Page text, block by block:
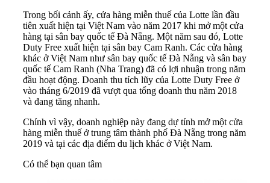
Trong bối cảnh ấy, cửa hàng miễn thuế của Lotte lần đầu
tiên xuất hiện tại Việt Nam vào năm 2017 khi mở một cửa
hàng tại sân bay quốc tế Đà Nẵng. Một năm sau đó, Lotte
Duty Free xuất hiện tại sân bay Cam Ranh. Các cửa hàng
khác ở Việt Nam như sân bay quốc tế Đà Nẵng và sân bay
quốc tế Cam Ranh (Nha Trang) đã có lợi nhuận trong năm
đầu hoạt động. Doanh thu tích lũy của Lotte Duty Free ở
vào tháng 6/2019 đã vượt qua tổng doanh thu năm 2018
và đang tăng nhanh.
Chính vì vậy, doanh nghiệp này đang dự tính mở một cửa
hàng miễn thuế ở trung tâm thành phố Đà Nẵng trong năm
2019 và tại các địa điểm du lịch khác ở Việt Nam.
Có thể bạn quan tâm